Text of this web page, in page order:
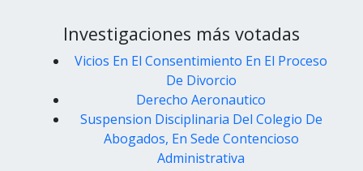
Investigaciones más votadas
Vicios En El Consentimiento En El Proceso
De Divorcio
Derecho Aeronautico
Suspension Disciplinaria Del Colegio De
Abogados, En Sede Contencioso
Administrativa